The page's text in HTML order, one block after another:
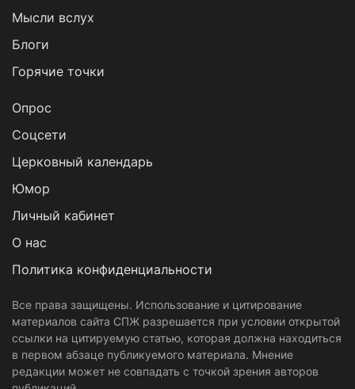
Мысли вслух
Блоги
Горячие точки
Опрос
Cоцсети
Церковный календарь
Юмор
Личный кабинет
О нас
Политика конфиденциальности
Все права защищены. Использование и цитирование
материалов сайта СПЖ разрешается при условии открытой
ссылки на цитируемую статью, которая должна находиться
в первом абзаце публикуемого материала. Мнение
редакции может не совпадать с точкой зрения авторов